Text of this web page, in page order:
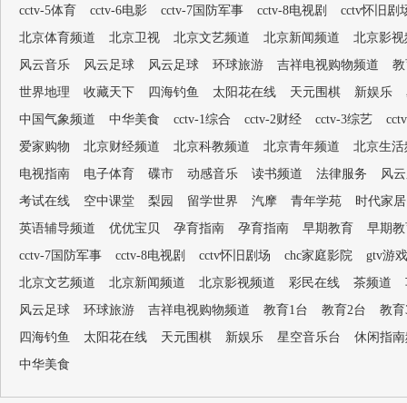
cctv-5体育
cctv-6电影 cctv-7国防军事 cctv-8电视剧
cctv怀旧剧
北京体育频道
北京卫视 北京文艺频道 北京新闻频道
北京影视
风云音乐
风云足球 风云足球 环球旅游 吉祥电视购物频道
世界地理
收藏天下 四海钓鱼 太阳花在线 天元围棋 新娱乐
中国气象频道
中华美食 cctv-1综合 cctv-2财经 cctv-3综艺
爱家购物
北京财经频道 北京科教频道 北京青年频道
北京生活
电视指南
电子体育 碟市 动感音乐 读书频道 法律服务
风
考试在线
空中课堂 梨园 留学世界 汽摩 青年学苑
时代家居
英语辅导频道
优优宝贝 孕育指南 孕育指南 早期教育
早期
cctv-7国防军事
cctv-8电视剧 cctv怀旧剧场 chc家庭影院
gtv游
北京文艺频道
北京新闻频道 北京影视频道 彩民在线 茶频道
风云足球
环球旅游 吉祥电视购物频道 教育1台 教育2台
教
四海钓鱼
太阳花在线 天元围棋 新娱乐 星空音乐台
休闲指
中华美食